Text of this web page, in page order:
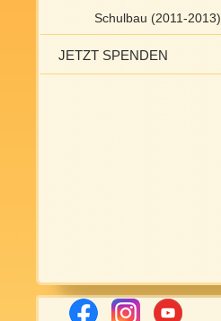
Schulbau (2011-2013)
JETZT SPENDEN